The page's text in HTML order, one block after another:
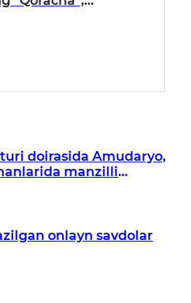
doirasida Amudaryo,
manzilli
onlayn savdolar